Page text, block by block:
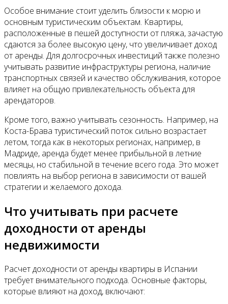
Особое внимание стоит уделить близости к морю и
основным туристическим объектам. Квартиры,
расположенные в пешей доступности от пляжа, зачастую
сдаются за более высокую цену, что увеличивает доход
от аренды. Для долгосрочных инвестиций также полезно
учитывать развитие инфраструктуры региона, наличие
транспортных связей и качество обслуживания, которое
влияет на общую привлекательность объекта для
арендаторов.
Кроме того, важно учитывать сезонность. Например, на
Коста-Брава туристический поток сильно возрастает
летом, тогда как в некоторых регионах, например, в
Мадриде, аренда будет менее прибыльной в летние
месяцы, но стабильной в течение всего года. Это может
повлиять на выбор региона в зависимости от вашей
стратегии и желаемого дохода.
Что учитывать при расчете
доходности от аренды
недвижимости
Расчет доходности от аренды квартиры в Испании
требует внимательного подхода. Основные факторы,
которые влияют на доход, включают: